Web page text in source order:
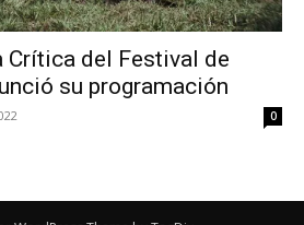
Crítica del Festival de
su programación
0